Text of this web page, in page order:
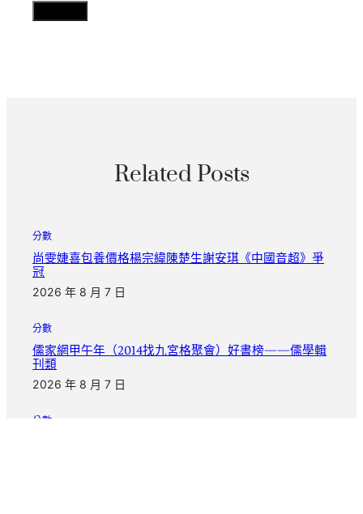
Related Posts
分數
尚雯婕喜包養價格楊宗緯陳楚生謝安琪《中國音超》爭
冠
2026 年 8 月 7 日
分數
儒家網甲午年（2014找九宮格聚會）好書榜——儒學輯
刊類
2026 年 8 月 7 日
分數